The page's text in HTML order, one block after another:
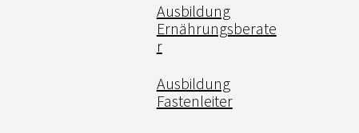
Ausbildung
Ernährungsberate
r
Ausbildung
Fastenleiter